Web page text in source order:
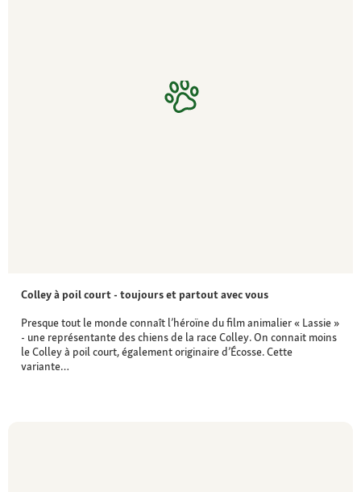
Colley à poil court - toujours et partout avec vous
Presque tout le monde connaît l’héroïne du film animalier « Lassie »
- une représentante des chiens de la race Colley. On connait moins
le Colley à poil court, également originaire d’Écosse. Cette
variante…